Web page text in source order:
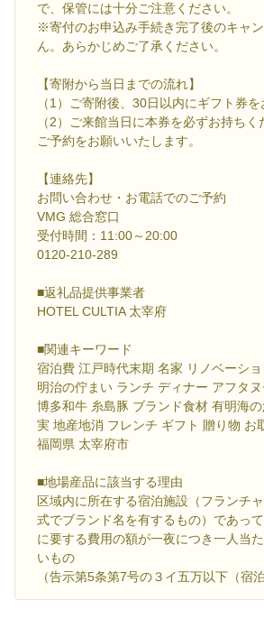
で、保管には十分ご注意ください。
※寄付のお申込み手続き完了後のキャ
ん。あらかじめご了承ください。
【寄附から当日までの流れ】
（1）ご寄附後、30日以内にギフト券を
（2）ご来館当日に本券を必ずお持ち
ご予約をお願いいたします。
【連絡先】
お問い合わせ・お電話でのご予約
VMG 総合窓口
受付時間：11:00～20:00
0120-210-289
■返礼品提供事業者
HOTEL CULTIA 太宰府
■関連キーワード
宿泊費 江戸時代末期 名家 リノベーシ
明治の佇まい ランチ ディナー アフタ
博多和牛 糸島豚 ブランド食材 有明海
実 地産地消 フレンチ ギフト 贈り物 お
福岡県 太宰府市
■地場産品に該当する理由
区域内に所在する宿泊施設（フランチ
式でブランド名を有するもの）であっ
に要する費用の額が一夜につき一人当
いもの
（告示第5条第7号の３イ五万以下（宿